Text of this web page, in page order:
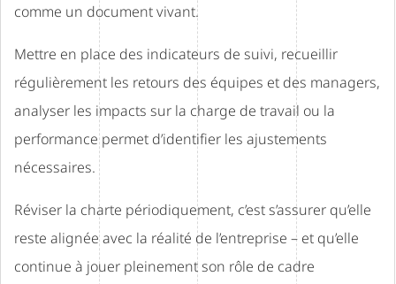
comme un document vivant.
Mettre en place des indicateurs de suivi, recueillir
régulièrement les retours des équipes et des managers,
analyser les impacts sur la charge de travail ou la
performance permet d’identifier les ajustements
nécessaires.
Réviser la charte périodiquement, c’est s’assurer qu’elle
reste alignée avec la réalité de l’entreprise – et qu’elle
continue à jouer pleinement son rôle de cadre